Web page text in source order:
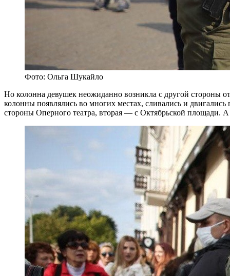
Фото: Ольга Шукайло
Но колонна девушек неожиданно возникла с другой стороны
колонны появлялись во многих местах, сливались и
стороны Оперного театра, вторая — с Октябрьской площади.